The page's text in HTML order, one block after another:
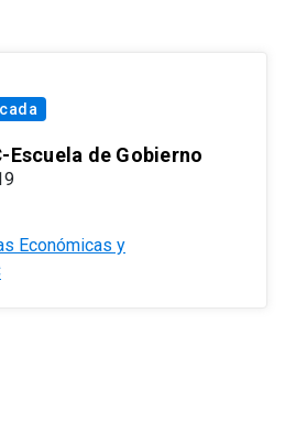
Escuela de Gobierno
Económicas y